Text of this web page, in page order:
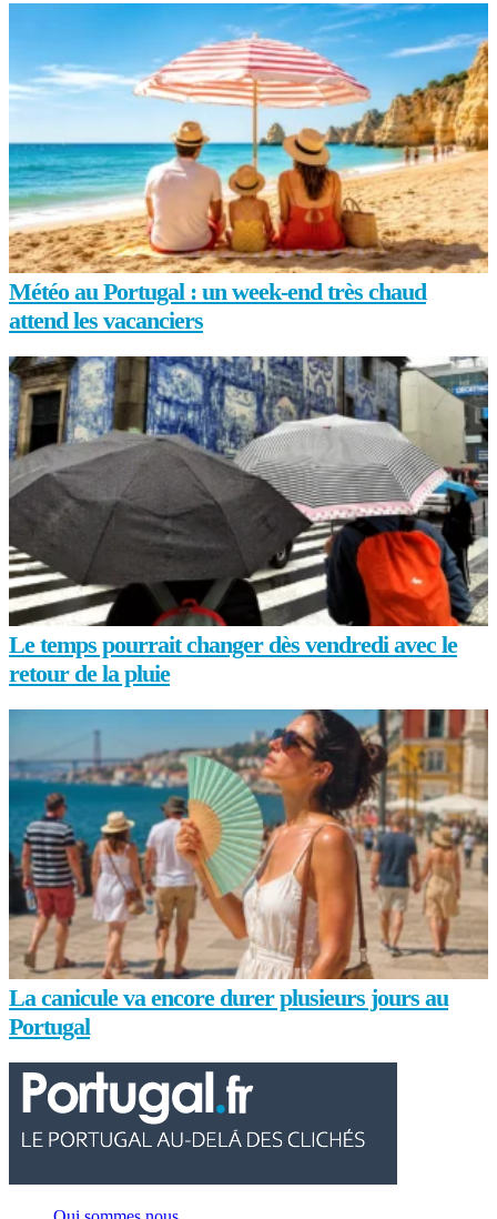
Météo au Portugal : un week-end très chaud
attend les vacanciers
Le temps pourrait changer dès vendredi avec le
retour de la pluie
La canicule va encore durer plusieurs jours au
Portugal